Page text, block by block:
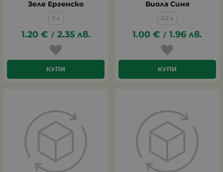
Зеле Ергенско
5 г
1.20 € / 2.35 лв.
КУПИ
Виола Синя
0,2 г
1.00 € / 1.96 лв.
КУПИ